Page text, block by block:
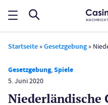
Startseite »Gesetzgebung »
Gesetzgebung,Spiele
5. Juni 2020
Niederländische